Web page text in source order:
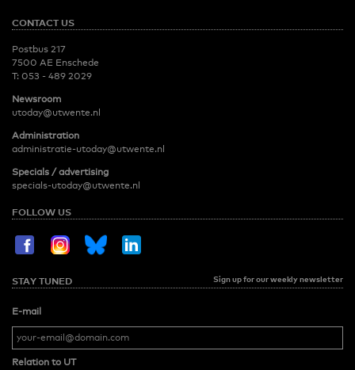
CONTACT US
Postbus 217
7500 AE Enschede
T: 053 - 489 2029
Newsroom
utoday@utwente.nl
Administration
administratie-utoday@utwente.nl
Specials / advertising
specials-utoday@utwente.nl
FOLLOW US
STAY TUNED Sign up for our weekly newsletter
E-mail
Relation to UT